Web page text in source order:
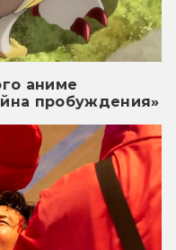
аниме
пробуждения»